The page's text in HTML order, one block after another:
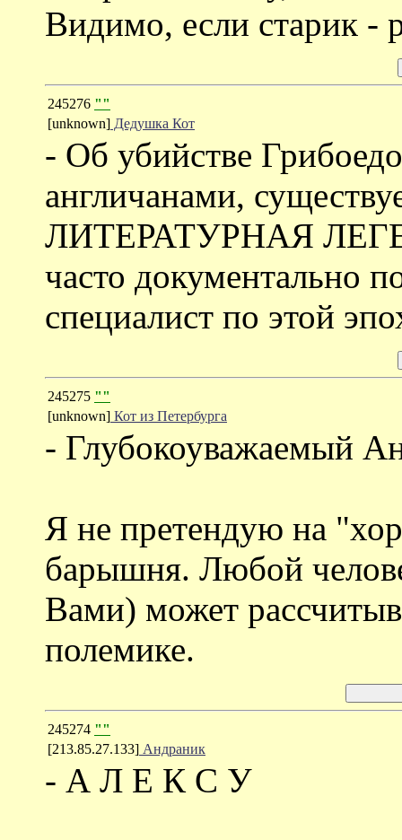
Видимо, если старик -
245276 ""
[unknown] Дедушка Кот
- Об убийстве
англичанами,
ЛИТЕРАТУРНАЯ
часто документально
специалист по этой
245275 ""
[unknown] Кот из Петербурга
- Глубокоуважаемый
Я не претендую на
барышня. Любой
Вами) может
полемике.
245274 ""
[213.85.27.133] Андраник
- А Л Е К С У